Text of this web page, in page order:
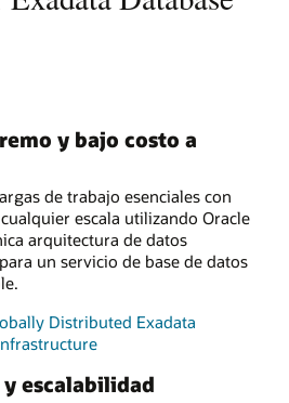
y bajo costo a
de trabajo esenciales con
escala utilizando Oracle
arquitectura de datos
un servicio de base de datos
Distributed Exadata
escalabilidad